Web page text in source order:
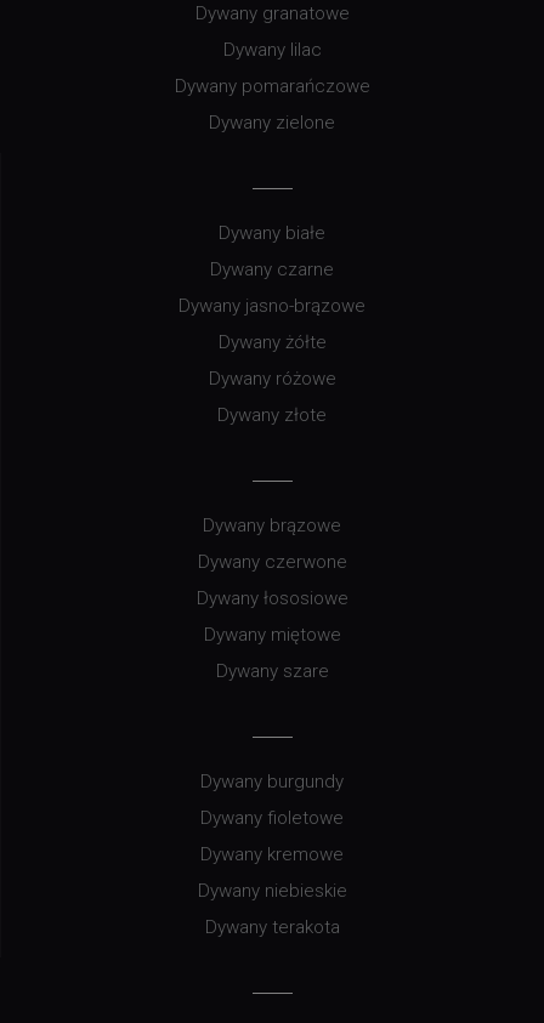
Dywany granatowe
Dywany lilac
Dywany pomarańczowe
Dywany zielone
Dywany białe
Dywany czarne
Dywany jasno-brązowe
Dywany żółte
Dywany różowe
Dywany złote
Dywany brązowe
Dywany czerwone
Dywany łososiowe
Dywany miętowe
Dywany szare
Dywany burgundy
Dywany fioletowe
Dywany kremowe
Dywany niebieskie
Dywany terakota